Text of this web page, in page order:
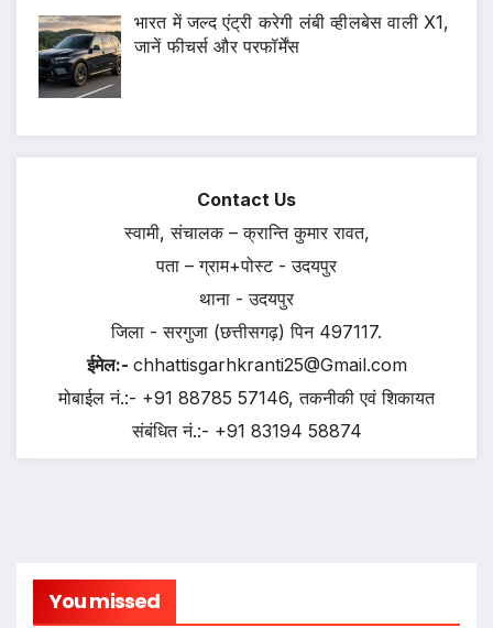
भारत में जल्द एंट्री करेगी लंबी व्हीलबेस वाली X1,
जानें फीचर्स और परफॉर्मेंस
Contact Us
स्वामी, संचालक – क्रान्ति कुमार रावत,
पता – ग्राम+पोस्ट - उदयपुर
थाना - उदयपुर
जिला - सरगुजा (छत्तीसगढ़) पिन 497117.
ईमेल:- chhattisgarhkranti25@Gmail.com
मोबाईल नं.:- +91 88785 57146, तकनीकी एवं शिकायत
संबंधित नं.:- +91 83194 58874
You missed